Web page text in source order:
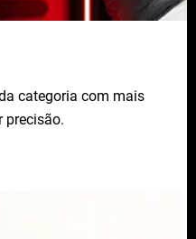
categoria com mais
precisão.